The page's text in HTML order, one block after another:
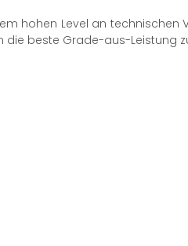
hohen Level an technischen
die beste Grade-aus-Leistung